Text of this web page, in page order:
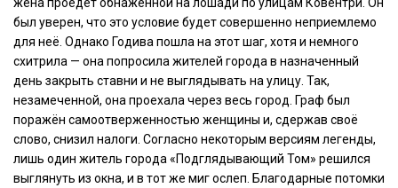
был уверен, что это условие будет совершенно неприемлемо
для неё. Однако Годива пошла на этот шаг, хотя и немного
схитрила — она попросила жителей города в назначенный
день закрыть ставни и не выглядывать на улицу. Так,
незамеченной, она проехала через весь город. Граф был
поражён самоотверженностью женщины и, сдержав своё
слово, снизил налоги. Согласно некоторым версиям легенды,
лишь один житель города «Подглядывающий Том» решился
выглянуть из окна, и в тот же миг ослеп. Благодарные потомки